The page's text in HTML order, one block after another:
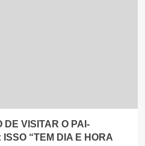
DE VISITAR O PAI-
“TEM DIA E HORA